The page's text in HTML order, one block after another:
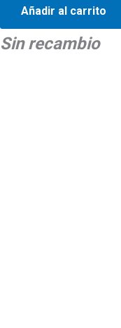
Añadir al carrito
Sin recambio